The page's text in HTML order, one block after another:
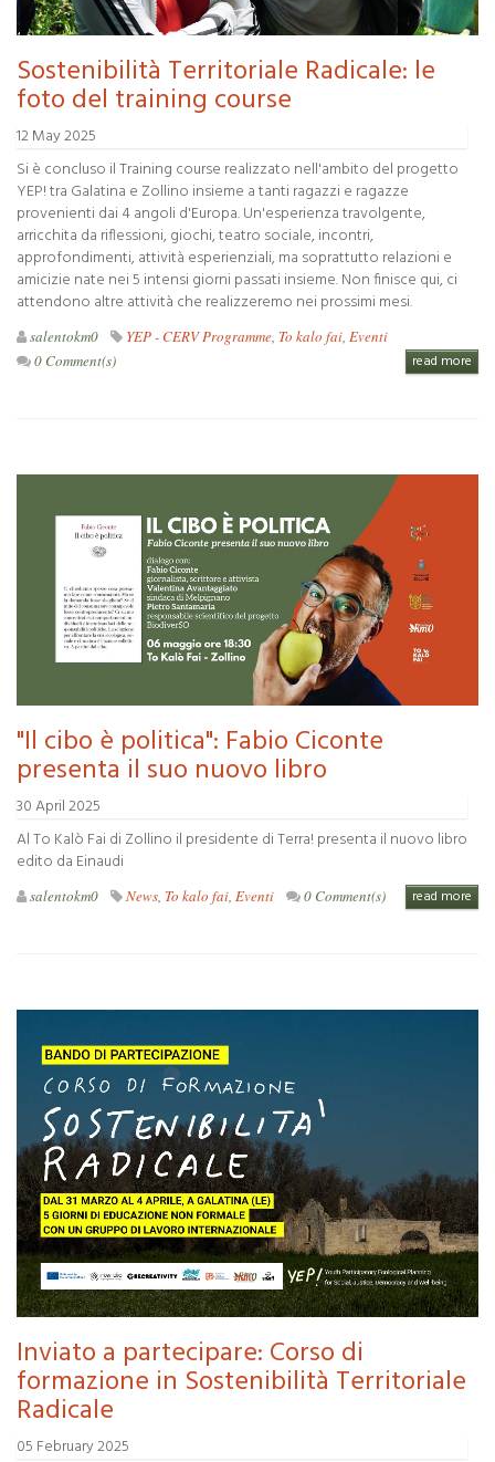
Sostenibilità Territoriale Radicale: le
foto del training course
12 May 2025
Si è concluso il Training course realizzato nell'ambito del progetto
YEP! tra Galatina e Zollino insieme a tanti ragazzi e ragazze
provenienti dai 4 angoli d'Europa. Un'esperienza travolgente,
arricchita da riflessioni, giochi, teatro sociale, incontri,
approfondimenti, attività esperienziali, ma soprattutto relazioni e
amicizie nate nei 5 intensi giorni passati insieme. Non finisce qui, ci
attendono altre attività che realizzeremo nei prossimi mesi.
salentokm0 YEP - CERV Programme, To kalo fai, Eventi
0 Comment(s)
read more
"Il cibo è politica": Fabio Ciconte
presenta il suo nuovo libro
30 April 2025
Al To Kalò Fai di Zollino il presidente di Terra! presenta il nuovo libro
edito da Einaudi
salentokm0 News, To kalo fai, Eventi 0 Comment(s) read more
Inviato a partecipare: Corso di
formazione in Sostenibilità Territoriale
Radicale
05 February 2025